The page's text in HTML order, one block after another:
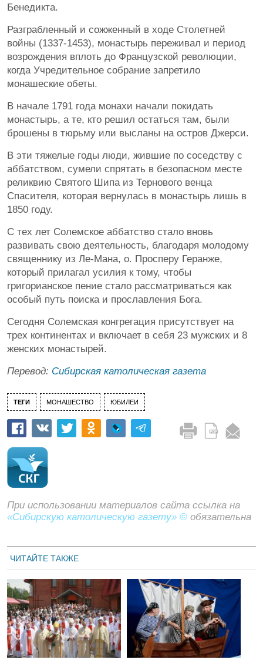
Бенедикта.
Разграбленный и сожженный в ходе Столетней
войны (1337-1453), монастырь переживал и период
возрождения вплоть до Французской революции,
когда Учредительное собрание запретило
монашеские обеты.
В начале 1791 года монахи начали покидать
монастырь, а те, кто решил остаться там, были
брошены в тюрьму или высланы на остров Джерси.
В эти тяжелые годы люди, жившие по соседству с
аббатством, сумели спрятать в безопасном месте
реликвию Святого Шипа из Тернового венца
Спасителя, которая вернулась в монастырь лишь в
1850 году.
С тех лет Солемское аббатство стало вновь
развивать свою деятельность, благодаря молодому
священнику из Ле-Мана, о. Просперу Геранже,
который прилагал усилия к тому, чтобы
григорианское пение стало рассматриваться как
особый путь поиска и прославления Бога.
Сегодня Солемская конгрегация присутствует на
трех континентах и включает в себя 23 мужских и 8
женских монастырей.
Перевод: Сибирская католическая газета
ТЕГИ МОНАШЕСТВО ЮБИЛЕИ
При использовании материалов сайта ссылка на
«Сибирскую католическую газету» © обязательна
ЧИТАЙТЕ ТАКЖЕ